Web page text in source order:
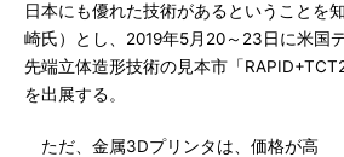
日本にも優れた技術があるということを
崎氏）とし、2019年5月20～23日に米国
先端立体造形技術の見本市「
を出展する。
ただ、金属3Dプリンタは、価格が高